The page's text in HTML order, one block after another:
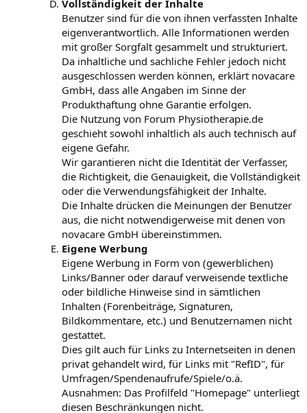
Vollständigkeit der Inhalte
Benutzer sind für die von ihnen verfassten Inhalte
eigenverantwortlich. Alle Informationen werden
mit großer Sorgfalt gesammelt und strukturiert.
Da inhaltliche und sachliche Fehler jedoch nicht
ausgeschlossen werden können, erklärt novacare
GmbH, dass alle Angaben im Sinne der
Produkthaftung ohne Garantie erfolgen.
Die Nutzung von Forum Physiotherapie.de
geschieht sowohl inhaltlich als auch technisch auf
eigene Gefahr.
Wir garantieren nicht die Identität der Verfasser,
die Richtigkeit, die Genauigkeit, die Vollständigkeit
oder die Verwendungsfähigkeit der Inhalte.
Die Inhalte drücken die Meinungen der Benutzer
aus, die nicht notwendigerweise mit denen von
novacare GmbH übereinstimmen.
Eigene Werbung
Eigene Werbung in Form von (gewerblichen)
Links/Banner oder darauf verweisende textliche
oder bildliche Hinweise sind in sämtlichen
Inhalten (Forenbeiträge, Signaturen,
Bildkommentare, etc.) und Benutzernamen nicht
gestattet.
Dies gilt auch für Links zu Internetseiten in denen
privat gehandelt wird, für Links mit "RefID", für
Umfragen/Spendenaufrufe/Spiele/o.ä.
Ausnahmen: Das Profilfeld "Homepage" unterliegt
diesen Beschränkungen nicht.